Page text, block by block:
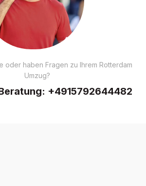
oder haben Fragen zu Ihrem Rotterdam
Umzug?
+4915792644482